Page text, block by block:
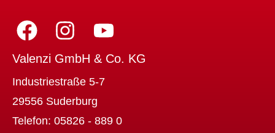
Valenzi GmbH & Co. KG
Industriestraße 5-7
29556 Suderburg
Telefon: 05826 - 889 0